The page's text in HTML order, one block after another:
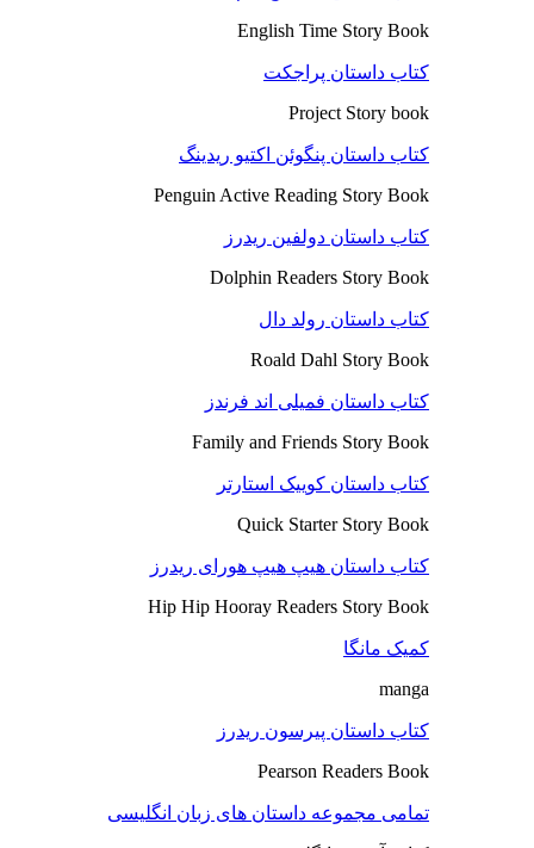
English Time Story Book
کتاب داستان پراجکت
Project Story book
کتاب داستان پنگوئن اکتیو ریدینگ
Penguin Active Reading Story Book
کتاب داستان دولفین ریدرز
Dolphin Readers Story Book
کتاب داستان رولد دال
Roald Dahl Story Book
کتاب داستان فمیلی اند فرندز
Family and Friends Story Book
کتاب داستان کوییک استارتر
Quick Starter Story Book
کتاب داستان هیپ هیپ هورای ریدرز
Hip Hip Hooray Readers Story Book
کمیک مانگا
manga
کتاب داستان پیرسون ریدرز
Pearson Readers Book
تمامی مجموعه داستان های زبان انگلیسی